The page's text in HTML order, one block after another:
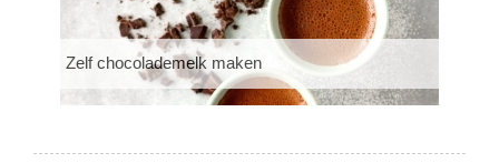
Zelf chocolademelk maken